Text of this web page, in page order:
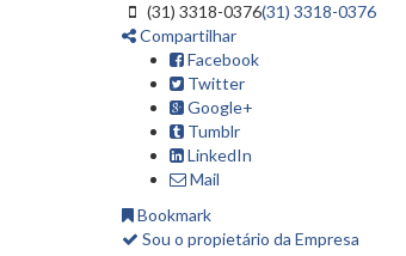
(31) 3318-0376(31) 3318-0376
Compartilhar
Facebook
Twitter
Google+
Tumblr
LinkedIn
Mail
Bookmark
Sou o propietário da Empresa